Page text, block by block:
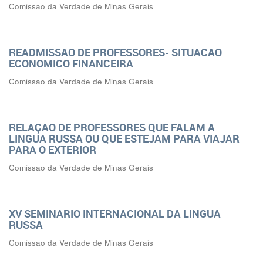
Comissao da Verdade de Minas Gerais
READMISSAO DE PROFESSORES- SITUACAO
ECONOMICO FINANCEIRA
Comissao da Verdade de Minas Gerais
RELAÇAO DE PROFESSORES QUE FALAM A
LINGUA RUSSA OU QUE ESTEJAM PARA VIAJAR
PARA O EXTERIOR
Comissao da Verdade de Minas Gerais
XV SEMINARIO INTERNACIONAL DA LINGUA
RUSSA
Comissao da Verdade de Minas Gerais